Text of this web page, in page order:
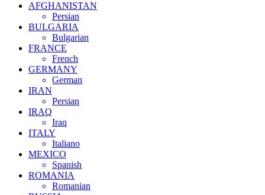
AFGHANISTAN
Persian
BULGARIA
Bulgarian
FRANCE
French
GERMANY
German
IRAN
Persian
IRAQ
Iraq
ITALY
Italiano
MEXICO
Spanish
ROMANIA
Romanian